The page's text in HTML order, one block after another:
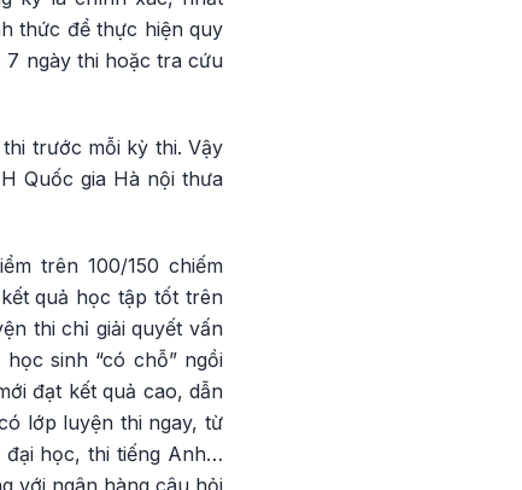
thức để thực hiện quy
7 ngày thi hoặc tra cứu
trước mỗi kỳ thi. Vậy
Quốc gia Hà nội thưa
trên 100/150 chiếm
quả học tập tốt trên
thi chỉ giải quyết vấn
sinh “có chỗ” ngồi
đạt kết quả cao, dẫn
lớp luyện thi ngay, từ
học, thi tiếng Anh…